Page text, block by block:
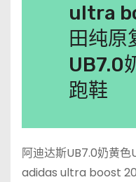
ultra
田纯原
UB7.0
跑鞋
阿迪达斯UB7.0奶黄色
adidas ultra boost